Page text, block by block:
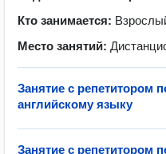
Кто занимается:
Место занятий:
Занятие с репетитором
английскому языку
Занятие с репетитором